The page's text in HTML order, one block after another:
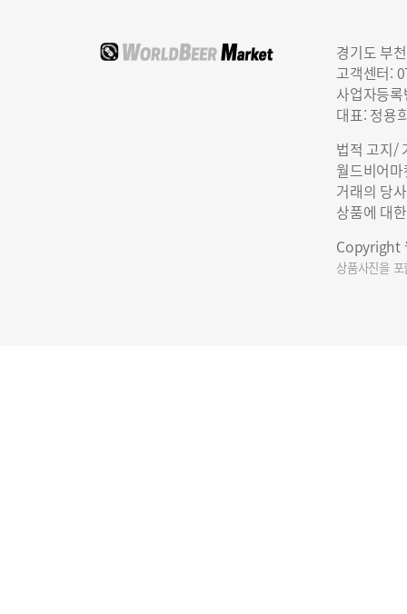
경기도 부
고객센터:
사업자등
대표: 정용
법적 고지/
월드비어
거래의 당
상품에 대
Copyright
상품사진을